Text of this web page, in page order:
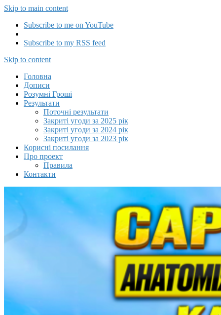
Skip to main content
Subscribe to me on YouTube
Subscribe to my RSS feed
Capitalizator UA
Skip to content
Головна
Дописи
Розумні Гроші
Результати
Поточні результати
Закриті угоди за 2025 рік
Закриті угоди за 2024 рік
Закриті угоди за 2023 рік
Корисні посилання
Про проект
Правила
Контакти